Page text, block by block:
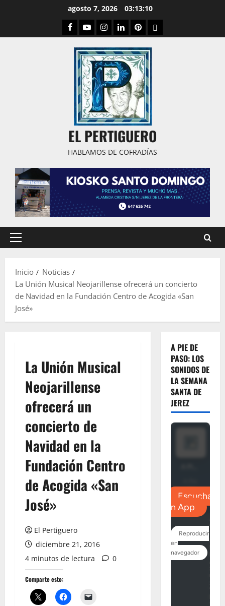
agosto 7, 2026 03:13:11
Facebook
YoutubeInstagram
LinkedPinterestDribbble
EL PERTIGUERO
HABLAMOS DE COFRADÍAS
Menú
Inicio
Noticias
La Unión Musical Neojarillense ofrecerá un concierto
de Navidad en la Fundación Centro de Acogida «San
José»
La Unión Musical
Neojarillense
ofrecerá un
concierto de
Navidad en la
Fundación Centro
de Acogida «San
José»
El Pertiguero
diciembre 21, 2016
4 minutos de lectura
0
Comparte esto:
A PIE DE
PASO: LOS
SONIDOS DE
LA SEMANA
SANTA DE
JEREZ